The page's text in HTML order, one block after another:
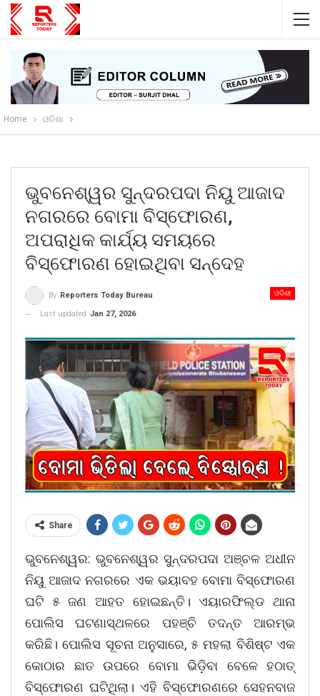
Home ଓଡିଶା
ଭୁବନେଶ୍ୱର ସୁନ୍ଦରପଦା ନିୟୁ ଆଜାଦ
ନଗରରେ ବୋମା ବିସ୍ଫୋରଣ,
ଅପରାଧିକ କାର୍ଯ୍ୟ ସମୟରେ
ବିସ୍ଫୋରଣ ହୋଇଥିବା ସନ୍ଦେହ
ଓଡିଶା
By Reporters Today Bureau
Last updated Jan 27, 2026
Share
ଭୁବନେଶ୍ୱର: ଭୁବନେଶ୍ୱର ସୁନ୍ଦରପଦା ଅଞ୍ଚଳ ଅଧୀନ
ନିୟୁ ଆଜାଦ ନଗରରେ ଏକ ଭୟାବହ ବୋମା ବିସ୍ଫୋରଣ
ଘଟି ୫ ଜଣ ଆହତ ହୋଇଛନ୍ତି। ଏୟାରଫିଲ୍ଡ ଥାନା
ପୋଲିସ ଘଟଣାସ୍ଥଳରେ ପହଞ୍ଚି ତଦନ୍ତ ଆରମ୍ଭ
କରିଛି। ପୋଲିସ ସୂଚନା ଅନୁସାରେ, ୫ ମହଲା ବିଶିଷ୍ଟ ଏକ
କୋଠାର ଛାତ ଉପରେ ବୋମା ଭିଡ଼ିବା ବେଳେ ହଠାତ୍
ବିସ୍ଫୋରଣ ଘଟିଥିଲା। ଏହି ବିସ୍ଫୋରଣରେ ସେହନବାଜ